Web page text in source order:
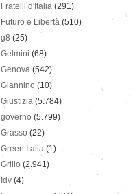
Fratelli d'Italia (291)
Futuro e Libertà (510)
g8 (25)
Gelmini (68)
Genova (542)
Giannino (10)
Giustizia (5.784)
governo (5.799)
Grasso (22)
Green Italia (1)
Grillo (2.941)
Idv (4)